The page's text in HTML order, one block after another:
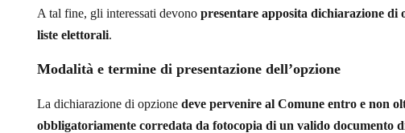
A tal fine, gli interessati devono presentare apposita dichiarazione di
liste elettorali.
Modalità e termine di presentazione dell’opzione
La dichiarazione di opzione deve pervenire al Comune entro e non
obbligatoriamente corredata da fotocopia di un valido documento